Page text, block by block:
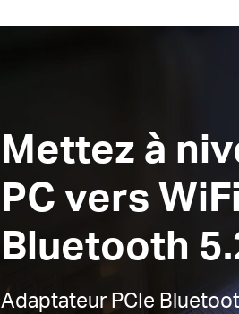
Mettez à
PC vers
Bluetooth
Adaptateur PCIe